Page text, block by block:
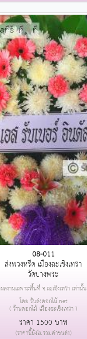
08-011
ส่งพวงหรีด เมืองฉะเชิงเทรา
วัดบางพระ
ผลงานเฉพาะพื้นที่ จ.ฉะเชิงเทรา เท่านั้น
โดย รับส่งดอกไม้.net
( ร้านดอกไม้ เมืองฉะเชิงเทรา )
ราคา 1500 บาท
(ราคานี้ยังไม่รวมค่าขนส่ง)